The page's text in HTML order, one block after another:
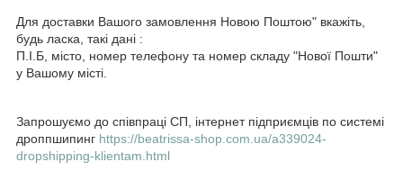
Для доставки Вашого замовлення Новою Поштою" вкажіть,
будь ласка, такі дані :
П.І.Б, місто, номер телефону та номер складу "Нової Пошти"
у Вашому місті.
Запрошуємо до співпраці СП, інтернет підприємців по системі
дроппшипинг https://beatrissa-shop.com.ua/a339024-
dropshipping-klientam.html